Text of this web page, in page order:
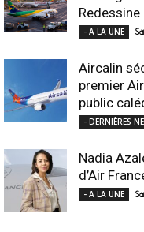
Redessine
- A LA UNE
Aircalin
premier
public
- DERNIÈRES
Nadia
d’Air
- A LA UNE